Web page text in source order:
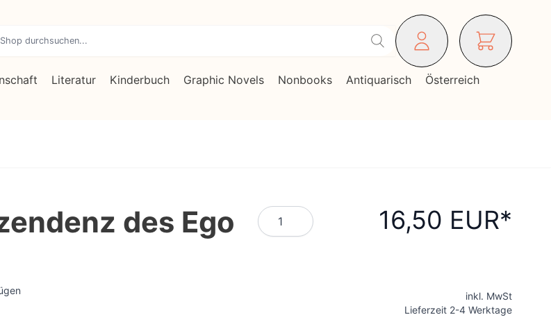
Literatur Kinderbuch Graphic Novels Nonbooks Antiquarisch
Österreich
des Ego Menge 16,50 EUR
inkl. MwSt
Lieferzeit 2-4 Werktage